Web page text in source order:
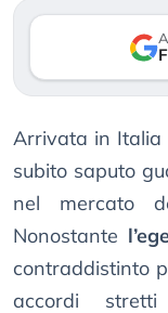
Arrivata in Italia
subito saputo
nel mercato
Nonostante
contraddistinto
accordi